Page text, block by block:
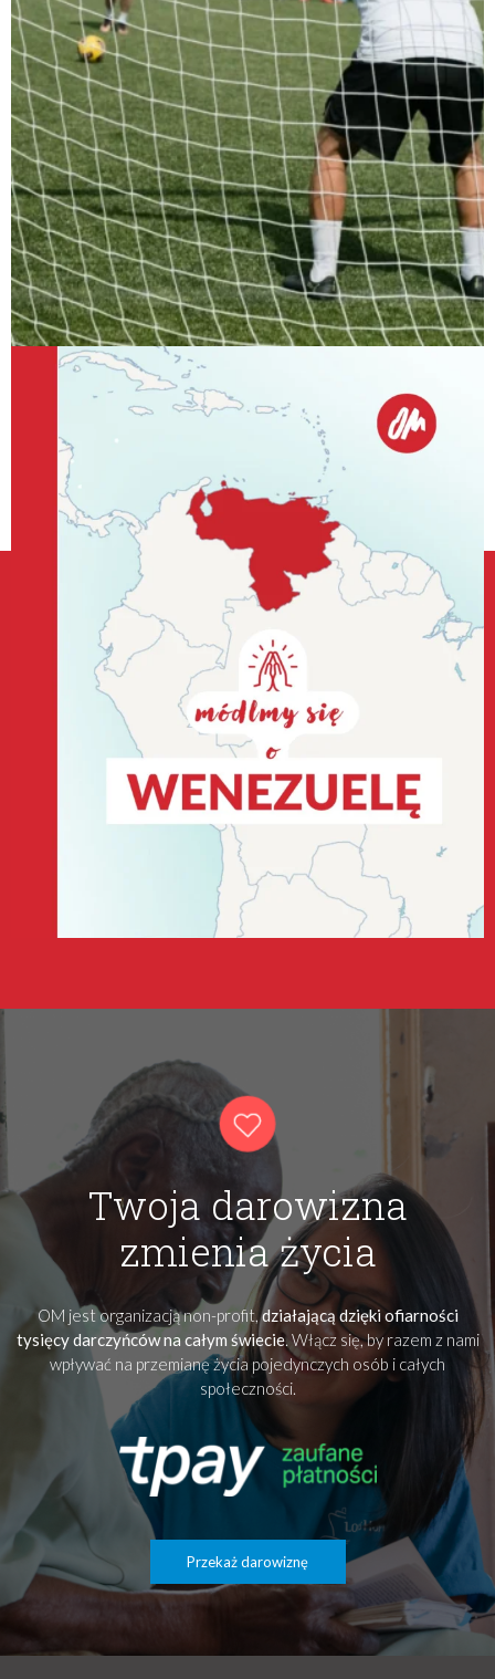
Twoja darowizna
zmienia życia
OM jest organizacją non-profit,działającą dzięki ofiarności
tysięcy darczyńców na całym świecie. Włącz się, by razem z nami
wpływać na przemianę życia pojedynczych osób i całych
społeczności.
Przekaż darowiznę